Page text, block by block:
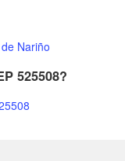
Nariño
525508?